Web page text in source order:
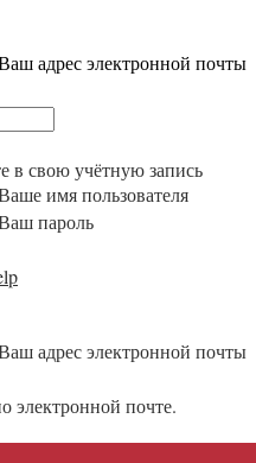
адрес электронной почты
в свою учётную запись
имя пользователя
пароль
адрес электронной почты
электронной почте.